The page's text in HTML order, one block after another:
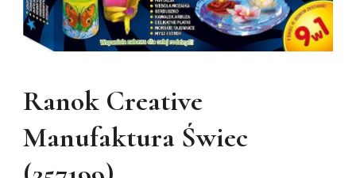
Ranok Creative
Manufaktura Świec